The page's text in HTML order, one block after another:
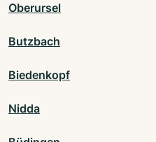
Oberursel
Butzbach
Biedenkopf
Nidda